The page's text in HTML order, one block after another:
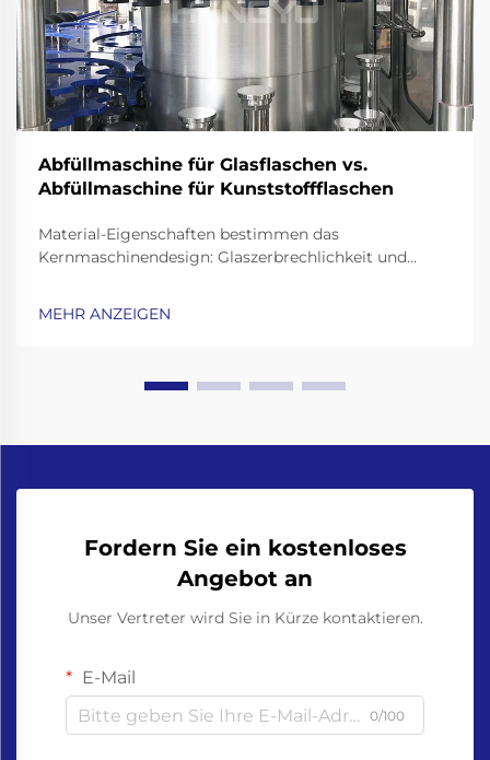
Abfüllmaschine für Glasflaschen vs.
Abfüllmaschine für Kunststoffflaschen
Material-Eigenschaften bestimmen das
Kernmaschinendesign: Glaszerbrechlichkeit und
Förderbänder und präzise Flaschenhalsgreifer
MEHR ANZEIGEN
Fordern Sie ein kostenloses
Angebot an
Unser Vertreter wird Sie in Kürze kontaktieren.
E-Mail
0/100